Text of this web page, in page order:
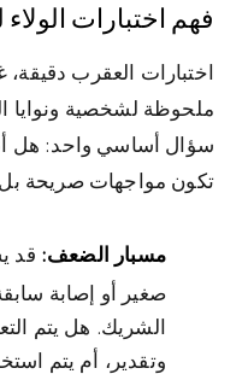
فهم اختبارات
اختبارات العقرب دقيقة،
ملحوظة لشخصية ونوايا
سؤال أساسي واحد: هل
تكون مواجهات صريحة بل
مسبار الضعف:قد
صغير أو إصابة
الشريك. هل يتم
وتقدير، أم يتم